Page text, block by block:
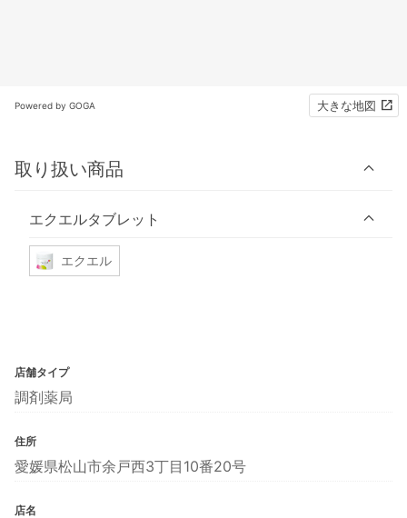
Powered by GOGA 大きな地図
取り扱い商品
エクエルタブレット
エクエル
店舗タイプ
調剤薬局
住所
愛媛県松山市余戸西3丁目10番20号
店名